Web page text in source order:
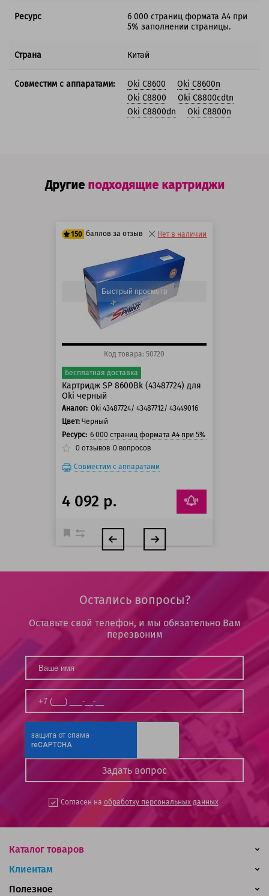
Ресурс
6 000 страниц формата А4 при
5% заполнении страницы.
Страна Китай
Совместим с аппаратами: Oki C8600
Oki C8600n
Oki C8800
Oki C8800cdtn
Oki C8800dn
Oki C8800n
Другие подходящие картриджи
150 баллов за отзыв
125 баллов
150 баллов
Нет в наличии
Быстрый просмотр
Код товара: 50720
Бесплатная доставка
Картридж SP 8600Bk (43487724) для
Oki черный
Аналог: Oki 43487724/ 43487712/ 43449016
Цвет: Черный
Ресурс: 6 000 страниц формата А4 при 5% заполнении
0 отзывов 0 вопросов
Совместим с аппаратами
4 092 р.
Остались вопросы?
Оставьте свой телефон, и мы обязательно Вам
перезвоним
Согласен на обработку персональных данных
Каталог товаров
Клиентам
Полезное